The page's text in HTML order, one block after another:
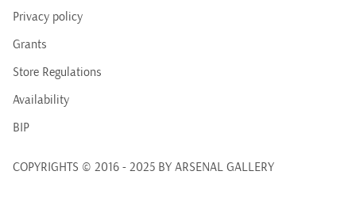
Privacy policy
Grants
Store Regulations
Availability
BIP
COPYRIGHTS © 2016 - 2025 BY ARSENAL GALLERY